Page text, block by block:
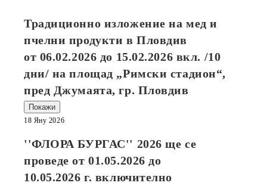
Традиционно изложение на мед и
пчелни продукти в Пловдив
от 06.02.2026 до 15.02.2026 вкл. /10
дни/ на площад „Римски стадион“,
пред Джумаята, гр. Пловдив
Покажи
18 Яну 2026
''ФЛОРА БУРГАС'' 2026ще се
проведе от01.05.2026 до
10.05.2026 г. включително